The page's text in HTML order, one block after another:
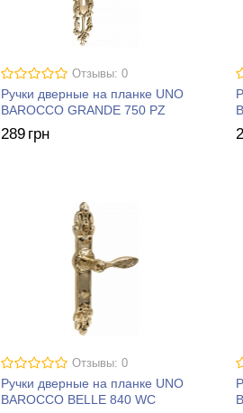
Отзывы: 0
Ручки дверные на планке UNO
BAROCCO GRANDE 750 PZ
289 грн
Отзывы: 0
Ручки дверные на планке UNO
BAROCCO BELLE 840 WC